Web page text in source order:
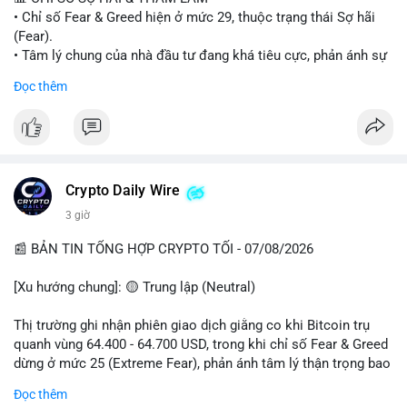
#vlikevn
• Chỉ số Fear & Greed hiện ở mức 29, thuộc trạng thái Sợ hãi
(Fear).
• Tâm lý chung của nhà đầu tư đang khá tiêu cực, phản ánh sự
• CoinGecko Trending: Plume (PLUME), Cash Cat (CASHCAT),
• LunarCrush Trending: Ethereum, Solana, Dogecoin, Polkadot,
Chainlink.
Viettel) và các từ khóa đời sống khác đang chiếm ưu thế.
💬 DÒNG CHẢY TIN TỨC & TRUYỀN THÔNG
năm tù đối với Sam Bankman-Fried (FTX).
• Tin tức vĩ mô: Cảnh báo về tình trạng stagflation (lạm phát
đình trệ) từ dữ liệu PMI của Mỹ; thu nhập của người Mỹ đang
• Tin tức Binance: Binance chuẩn bị nâng cấp dịch vụ giao dịch
Đọc thêm
Crypto Daily Wire
3 giờ
📰 BẢN TIN TỔNG HỢP CRYPTO TỐI - 07/08/2026
[Xu hướng chung]: 🟡 Trung lập (Neutral)
Thị trường ghi nhận phiên giao dịch giằng co khi Bitcoin trụ
quanh vùng 64.400 - 64.700 USD, trong khi chỉ số Fear & Greed
dừng ở mức 25 (Extreme Fear), phản ánh tâm lý thận trọng bao
Đọc thêm